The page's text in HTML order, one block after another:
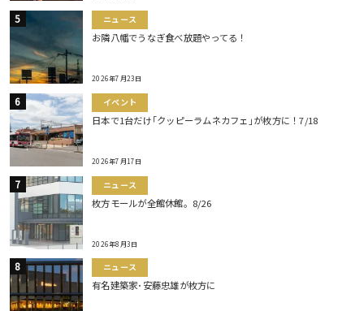
ニュース
お隣八幡でうなぎ食べ放題やってる！
2026年7月23日
イベント
日本で1台だけ｢クッピーラムネカフェ｣が枚方に！7/18
2026年7月17日
ニュース
枚方モールが全館休館。8/26
2026年8月3日
ニュース
有名建築家･安藤忠雄が枚方に